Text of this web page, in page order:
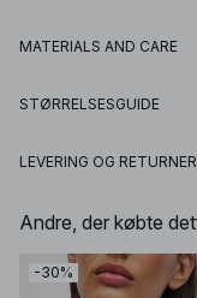
MATERIALS AND CARE
STØRRELSESGUIDE
LEVERING OG
Andre, der købte
-30%